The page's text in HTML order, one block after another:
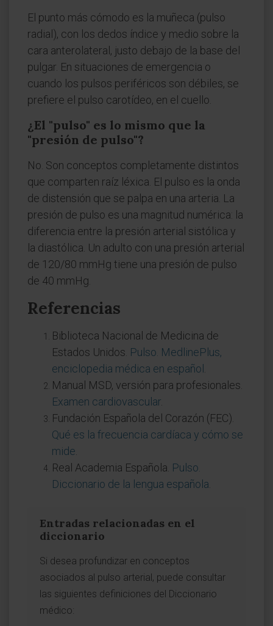
El punto más cómodo es la muñeca (pulso
radial), con los dedos índice y medio sobre la
cara anterolateral, justo debajo de la base del
pulgar. En situaciones de emergencia o
cuando los pulsos periféricos son débiles, se
prefiere el pulso carotídeo, en el cuello.
¿El "pulso" es lo mismo que la
"presión de pulso"?
No. Son conceptos completamente distintos
que comparten raíz léxica. El pulso es la onda
de distensión que se palpa en una arteria. La
presión de pulso es una magnitud numérica: la
diferencia entre la presión arterial sistólica y
la diastólica. Un adulto con una presión arterial
de 120/80 mmHg tiene una presión de pulso
de 40 mmHg.
Referencias
Biblioteca Nacional de Medicina de
Estados Unidos. Pulso. MedlinePlus,
enciclopedia médica en español
Manual MSD, versión para profesionales.
Examen cardiovascular
Fundación Española del Corazón (FEC).
Qué es la frecuencia cardíaca y cómo se
mide
Real Academia Española. Pulso.
Diccionario de la lengua española
Entradas relacionadas en el
diccionario
Si desea profundizar en conceptos
asociados al pulso arterial, puede consultar
las siguientes definiciones del Diccionario
médico: